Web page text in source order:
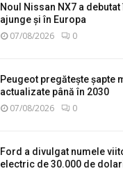
Noul Nissan NX7 a
ajunge și în Europa
07/08/2026 0
Peugeot pregătește șapte
actualizate până în 2030
07/08/2026 0
Ford a divulgat numele
electric de 30.000 de